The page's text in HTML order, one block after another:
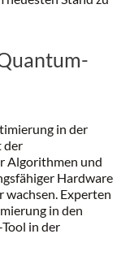
in der
der
Algorithmen und
Hardware
Experten
in den
in der